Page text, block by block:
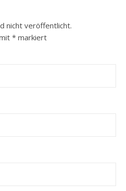
nicht veröffentlicht.
* markiert